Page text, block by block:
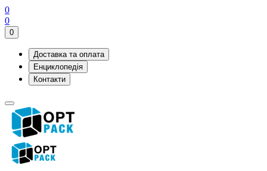
0
0
0
Доставка та оплата
Енциклопедія
Контакти